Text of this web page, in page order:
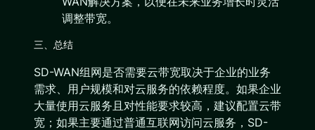
调整带宽。
三、总结
SD-WAN组网是否需要云带宽取决于企业的业务
需求、用户规模和对云服务的依赖程度。如果企业
大量使用云服务且对性能要求较高，建议配置云带
宽；如果主要通过普通互联网访问云服务，SD-